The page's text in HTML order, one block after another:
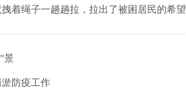
着绳子一趟趟拉，拉出了被困居民的希望
景
防疫工作